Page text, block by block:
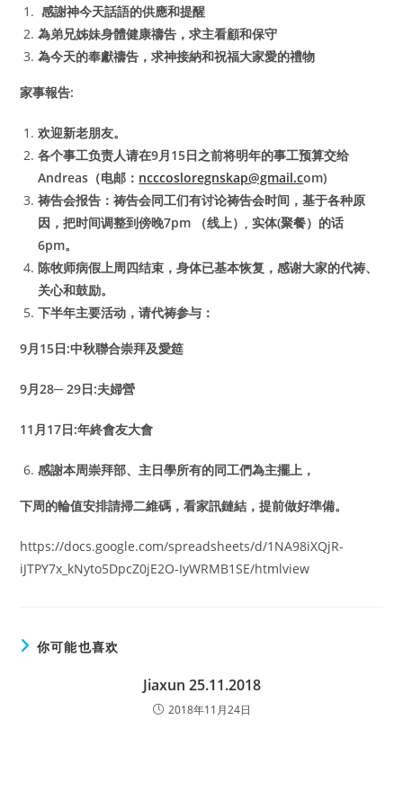
感謝神今天話語的供應和提醒
為弟兄姊妹身體健康禱告，求主看顧和保守
為今天的奉獻禱告，求神接納和祝福大家愛的禮物
家事報告:
欢迎新老朋友。
各个事工负责人请在9月15日之前将明年的事工预算交给
Andreas（电邮： ncccosloregnskap@gmail.com)
祷告会报告：祷告会同工们有讨论祷告会时间，基于各种原
因，把时间调整到傍晚7pm （线上）, 实体(聚餐）的话
6pm。
陈牧师病假上周四结束，身体已基本恢复，感谢大家的代祷、
关心和鼓励。
下半年主要活动，请代祷参与：
9月15日:中秋聯合崇拜及愛筵
9月28─ 29日:夫婦營
11月17日:年終會友大會
感謝本周崇拜部、主日學所有的同工們為主擺上，
下周的輪值安排請掃二維碼，看家訊鏈結，提前做好準備。
https://docs.google.com/spreadsheets/d/1NA98iXQjR-
iJTPY7x_kNyto5DpcZ0jE2O-IyWRMB1SE/htmlview
你可能也喜欢
Jiaxun 25.11.2018
2018年11月24日